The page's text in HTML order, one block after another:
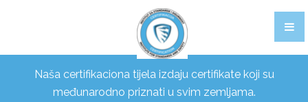
Naša certifikaciona tijela izdaju certifikate koji su
međunarodno priznati u svim zemljama.
CERTIFIKACIJA PROIZVODA
OBUKE